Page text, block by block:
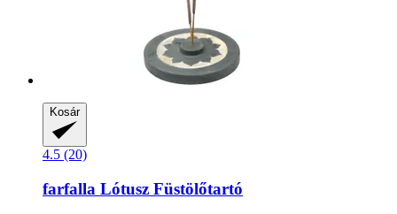
Kosár
4.5 (20)
farfalla Lótusz Füstölőtartó